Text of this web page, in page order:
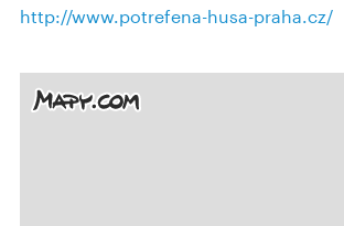
http://www.potrefena-husa-praha.cz/